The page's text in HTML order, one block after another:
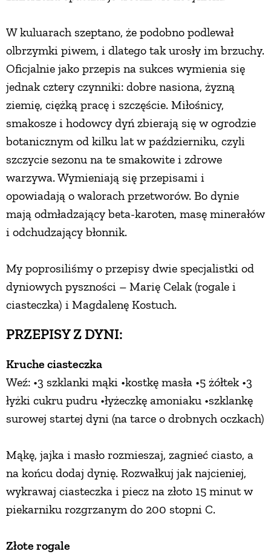
W kuluarach szeptano, że podobno podlewał
olbrzymki piwem, i dlatego tak urosły im brzuchy.
Oficjalnie jako przepis na sukces wymienia się
jednak cztery czynniki: dobre nasiona, żyzną
ziemię, ciężką pracę i szczęście. Miłośnicy,
smakosze i hodowcy dyń zbierają się w ogrodzie
botanicznym od kilku lat w październiku, czyli
szczycie sezonu na te smakowite i zdrowe
warzywa. Wymieniają się przepisami i
opowiadają o walorach przetworów. Bo dynie
mają odmładzający beta-karoten, masę minerałów
i odchudzający błonnik.
My poprosiliśmy o przepisy dwie specjalistki od
dyniowych pyszności – Marię Celak (rogale i
ciasteczka) i Magdalenę Kostuch.
PRZEPISY Z DYNI:
Kruche ciasteczka
Weź: •3 szklanki mąki •kostkę masła •5 żółtek •3
łyżki cukru pudru •łyżeczkę amoniaku •szklankę
surowej startej dyni (na tarce o drobnych oczkach)
Mąkę, jajka i masło rozmieszaj, zagnieć ciasto, a
na końcu dodaj dynię. Rozwałkuj jak najcieniej,
wykrawaj ciasteczka i piecz na złoto 15 minut w
piekarniku rozgrzanym do 200 stopni C.
Złote rogale